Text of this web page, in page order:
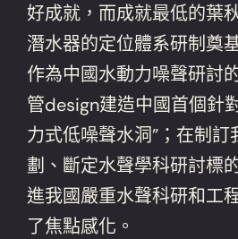
好成就，而成就最低的葉
潛水器的定位體系研制奠
作為中國水動力噪聲研討
管design建造中國首個針
力式低噪聲水洞”；在制訂
劃、斷定水聲學科研討標
進我國嚴重水聲科研和工
了焦點感化。